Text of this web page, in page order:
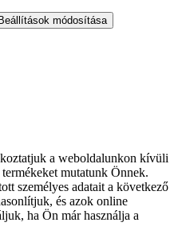
Beállítások módosítása
a weboldalunkon kívüli
mutatunk Önnek.
személyes adatait a következő
és azok online
ha Ön már használja a